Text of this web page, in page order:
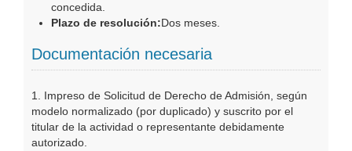
concedida.
Plazo de resolución:Dos meses.
Documentación necesaria
1. Impreso de Solicitud de Derecho de Admisión, según
modelo normalizado (por duplicado) y suscrito por el
titular de la actividad o representante debidamente
autorizado.